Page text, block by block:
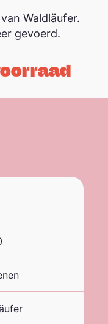
Waldläufer.
gevoerd.